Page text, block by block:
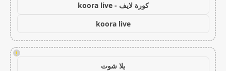
كورة لايف - koora live
koora live
!
يلا شوت